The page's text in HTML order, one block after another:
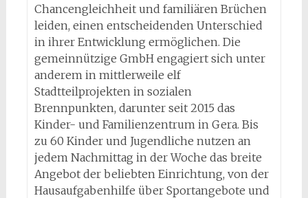
Chancengleichheit und familiären Brüchen
leiden, einen entscheidenden Unterschied
in ihrer Entwicklung ermöglichen. Die
gemeinnützige GmbH engagiert sich unter
anderem in mittlerweile elf
Stadtteilprojekten in sozialen
Brennpunkten, darunter seit 2015 das
Kinder- und Familienzentrum in Gera. Bis
zu 60 Kinder und Jugendliche nutzen an
jedem Nachmittag in der Woche das breite
Angebot der beliebten Einrichtung, von der
Hausaufgabenhilfe über Sportangebote und